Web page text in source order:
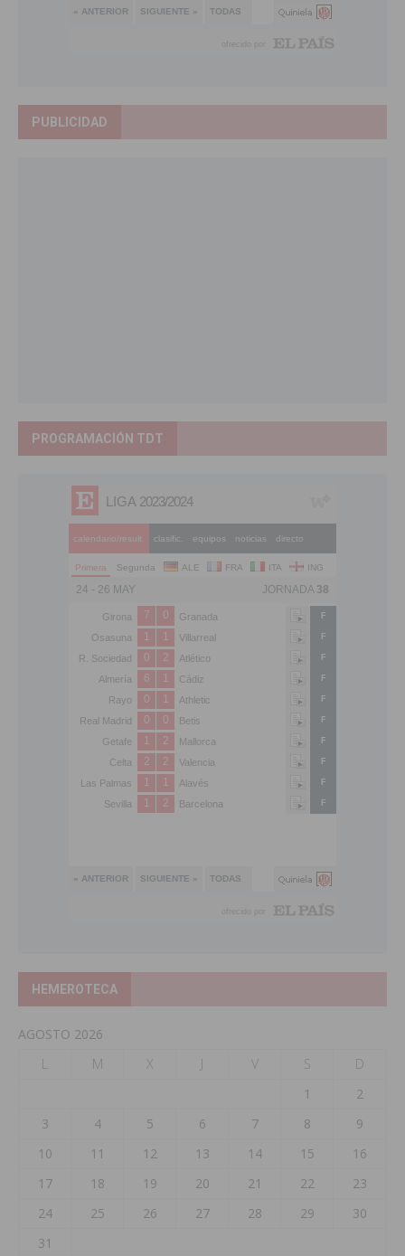
PUBLICIDAD
PROGRAMACIÓN TDT
HEMEROTECA
AGOSTO 2026
L
M X J V S
D
1
2
3
4 5 6 7 8
9
10
11 12 13 14 15
16
17
18 19 20 21 22
23
24
25 26 27 28 29
30
31